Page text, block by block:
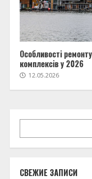
Особливості
комплексів у 2026
12.05.2026
SEARCH
СВЕЖИЕ ЗАПИСИ